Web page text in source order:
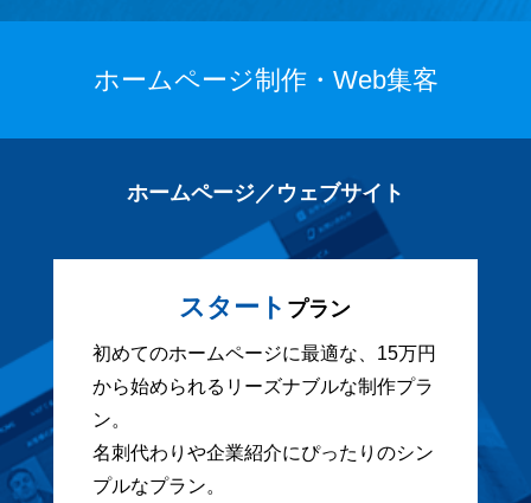
ホームページ制作・Web集客
ホームページ／ウェブサイト
スタート プラン
初めてのホームページに最適な、15万円
から始められるリーズナブルな制作プラ
ン。
名刺代わりや企業紹介にぴったりのシン
プルなプラン。